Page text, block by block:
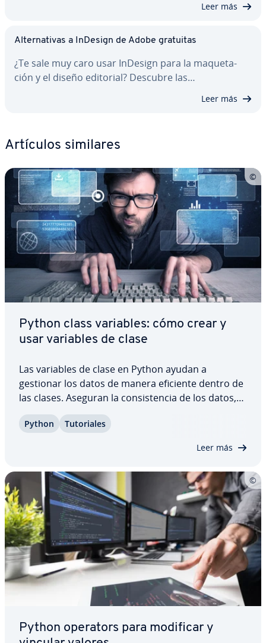
Leer más
Al­te­r­na­ti­vas a InDesign de Adobe gratuitas
¿Te sale muy caro usar InDesign para la ma­que­ta­
ción y el diseño editorial? Descubre las…
Leer más
Artículos similares
Python class variables: cómo crear y
usar variables de clase
Las variables de clase en Python ayudan a
gestionar los datos de manera eficiente dentro de
las clases. Aseguran la co­n­si­s­te­n­cia de los datos,
ta­n­cias de una clase. Además, estas variables
Python Tu­to­ria­les
Leer más
Python operators para modificar y